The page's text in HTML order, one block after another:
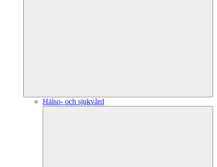
Hälso- och sjukvård